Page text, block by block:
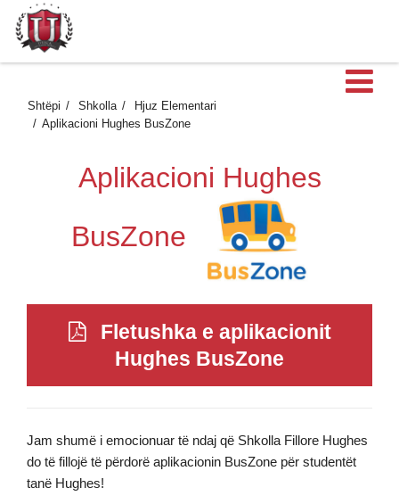
Shtëpi Shkolla
Hjuz Elementari
Aplikacioni Hughes BusZone
Aplikacioni Hughes
BusZone
Fletushka e aplikacionit
Hughes BusZone
Jam shumë i emocionuar të ndaj që Shkolla Fillore Hughes
do të fillojë të përdorë aplikacionin BusZone për studentët
tanë Hughes!